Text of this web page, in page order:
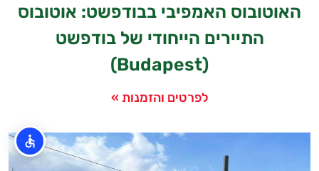
האוטובוס האמפיבי בבודפשט: אוטובוס
התיירים הייחודי של בודפשט
(Budapest)
לפרטים והזמנות »